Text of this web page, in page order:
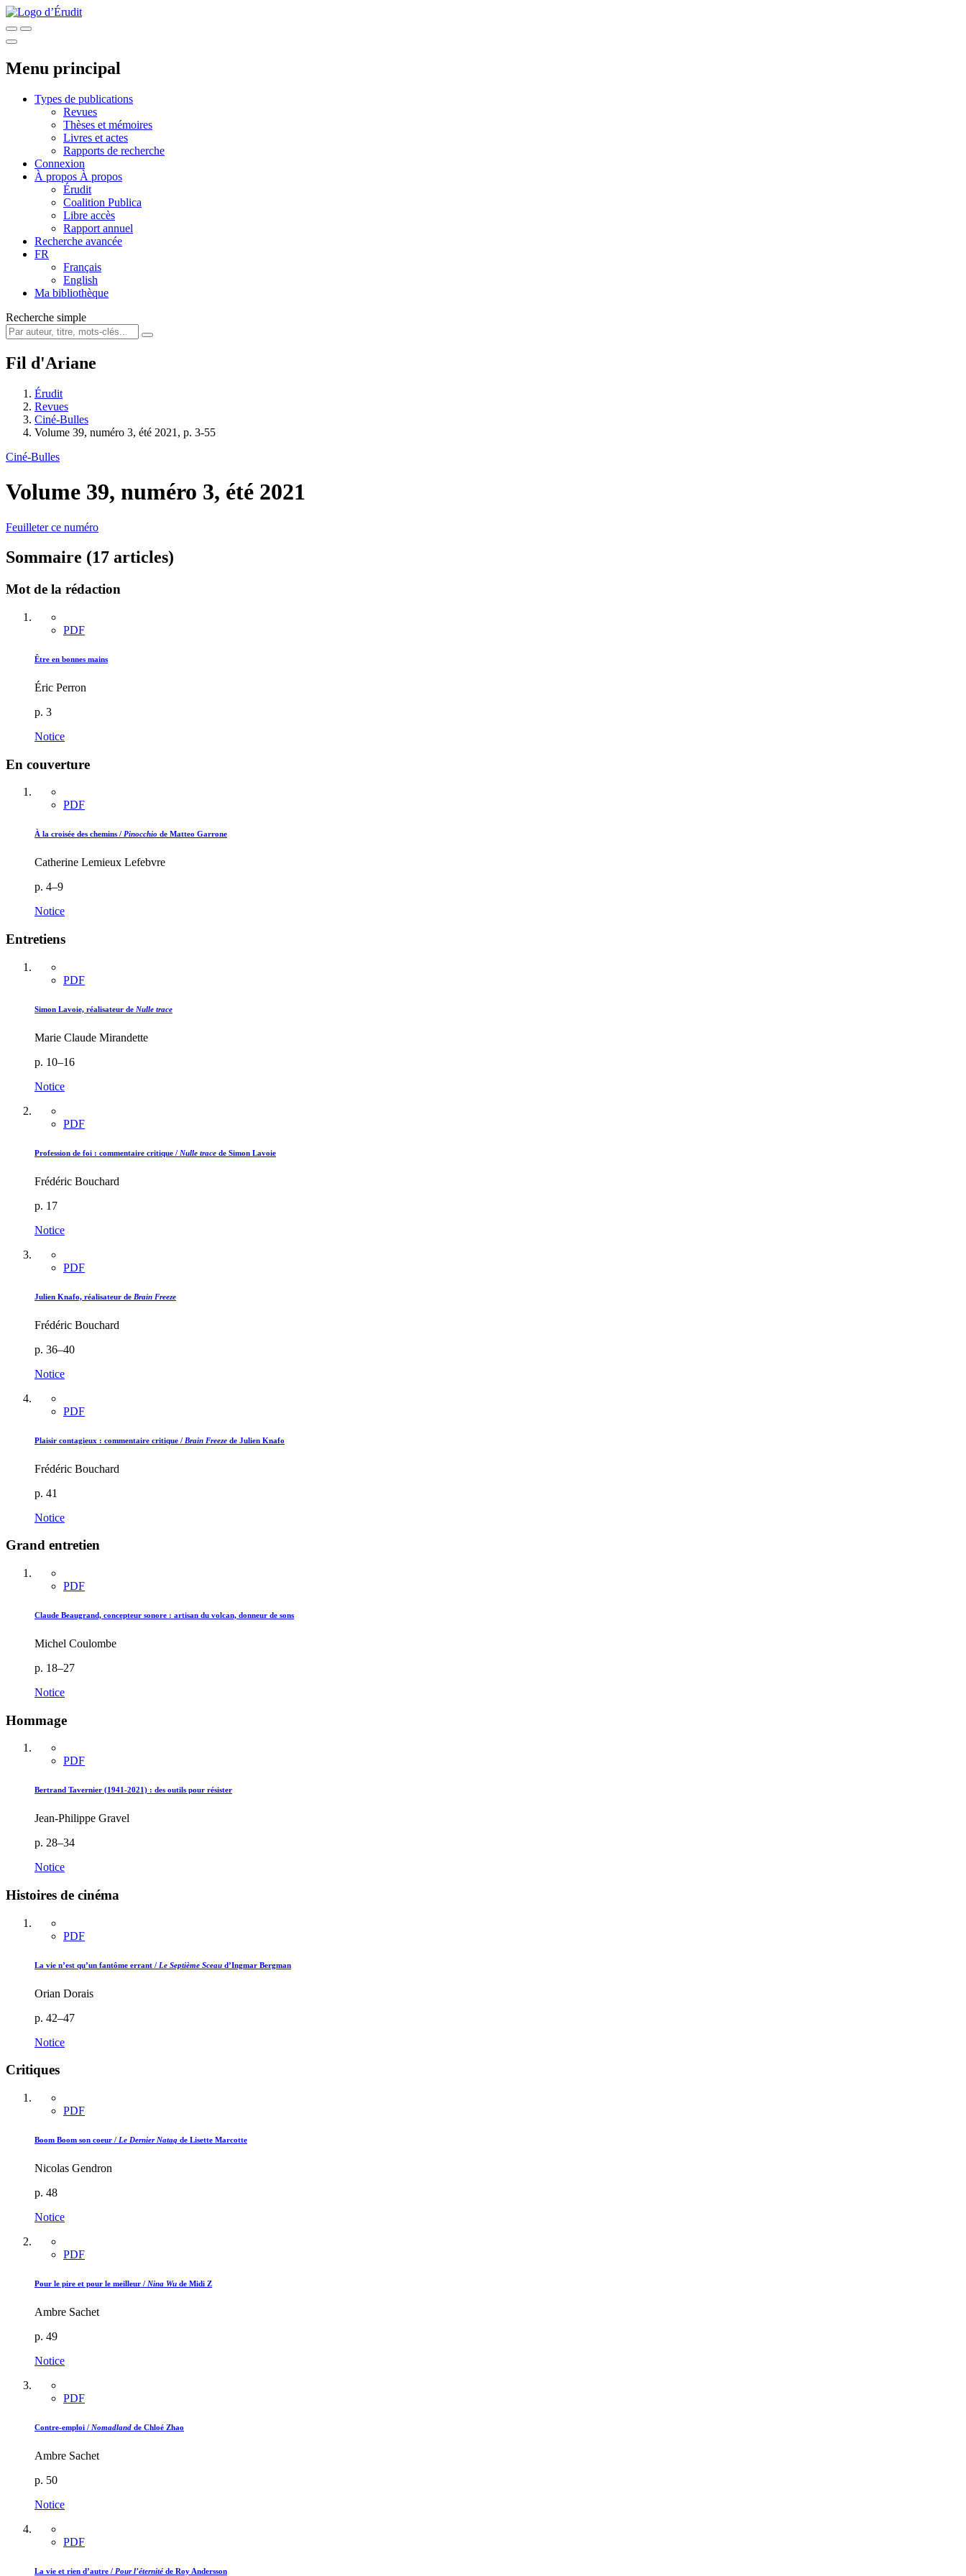
Menu principal
Types de publications
Revues
Thèses et mémoires
Livres et actes
Rapports de recherche
Connexion
À propos À propos
Érudit
Coalition Publica
Libre accès
Rapport annuel
Recherche avancée
FR
Français
English
Ma bibliothèque
Recherche simple
Fil d'Ariane
Érudit
Revues
Ciné-Bulles
Volume 39, numéro 3, été 2021, p. 3-55
Ciné-Bulles
Volume 39, numéro 3, été 2021
Feuilleter ce numéro
Sommaire (17 articles)
Mot de la rédaction
PDF
Être en bonnes mains
Éric Perron
p. 3
Notice
En couverture
PDF
À la croisée des chemins / Pinocchio de Matteo Garrone
Catherine Lemieux Lefebvre
p. 4–9
Notice
Entretiens
PDF
Simon Lavoie, réalisateur de Nulle trace
Marie Claude Mirandette
p. 10–16
Notice
PDF
Profession de foi : commentaire critique / Nulle trace de Simon Lavoie
Frédéric Bouchard
p. 17
Notice
PDF
Julien Knafo, réalisateur de Brain Freeze
Frédéric Bouchard
p. 36–40
Notice
PDF
Plaisir contagieux : commentaire critique / Brain Freeze de Julien Knafo
Frédéric Bouchard
p. 41
Notice
Grand entretien
PDF
Claude Beaugrand, concepteur sonore : artisan du volcan, donneur de sons
Michel Coulombe
p. 18–27
Notice
Hommage
PDF
Bertrand Tavernier (1941-2021) : des outils pour résister
Jean-Philippe Gravel
p. 28–34
Notice
Histoires de cinéma
PDF
La vie n’est qu’un fantôme errant / Le Septième Sceau d’Ingmar Bergman
Orian Dorais
p. 42–47
Notice
Critiques
PDF
Boom Boom son coeur / Le Dernier Nataq de Lisette Marcotte
Nicolas Gendron
p. 48
Notice
PDF
Pour le pire et pour le meilleur / Nina Wu de Midi Z
Ambre Sachet
p. 49
Notice
PDF
Contre-emploi / Nomadland de Chloé Zhao
Ambre Sachet
p. 50
Notice
PDF
La vie et rien d’autre / Pour l’éternité de Roy Andersson